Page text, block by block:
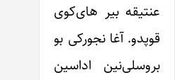
عنتیقه بیر های‌کوی
قوپدو. آغا نجورکی بو
بروسلی‌نین اداسین